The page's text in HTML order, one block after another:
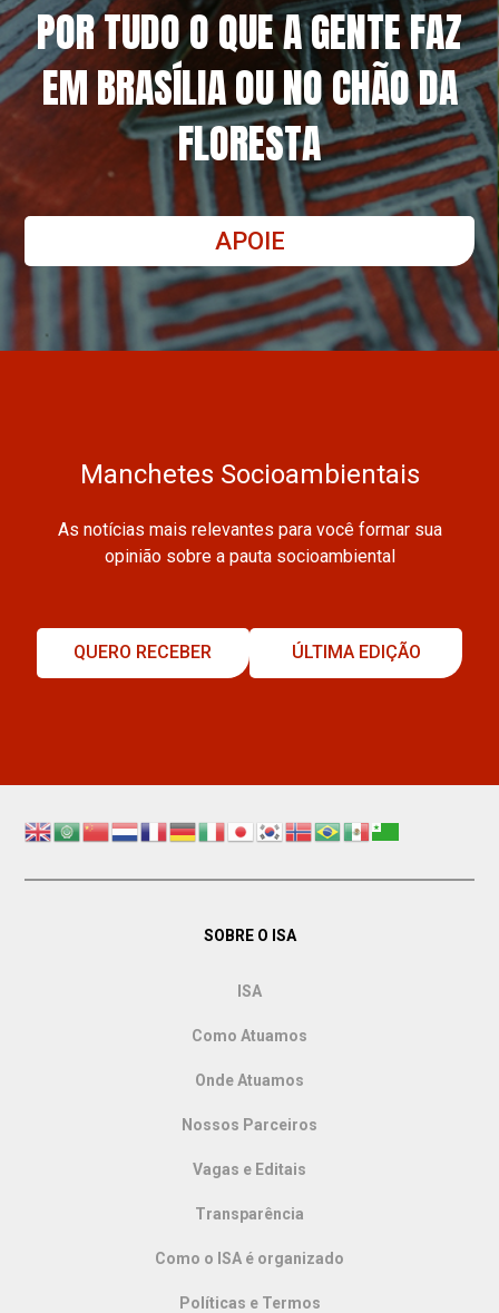
POR TUDO O QUE A GENTE FAZ
EM BRASÍLIA OU NO CHÃO DA
FLORESTA
APOIE
Manchetes Socioambientais
As notícias mais relevantes para você formar sua
opinião sobre a pauta socioambiental
QUERO RECEBER ÚLTIMA EDIÇÃO
SOBRE O ISA
ISA
Como Atuamos
Onde Atuamos
Nossos Parceiros
Vagas e Editais
Transparência
Como o ISA é organizado
Políticas e Termos